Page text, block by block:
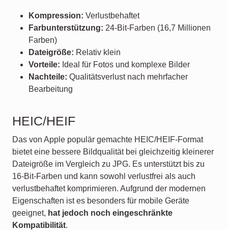
Kompression: Verlustbehaftet
Farbunterstützung: 24-Bit-Farben (16,7 Millionen
Farben)
Dateigröße: Relativ klein
Vorteile: Ideal für Fotos und komplexe Bilder
Nachteile: Qualitätsverlust nach mehrfacher
Bearbeitung
HEIC/HEIF
Das von Apple populär gemachte HEIC/HEIF-Format
bietet eine bessere Bildqualität bei gleichzeitig kleinerer
Dateigröße im Vergleich zu JPG. Es unterstützt bis zu
16-Bit-Farben und kann sowohl verlustfrei als auch
verlustbehaftet komprimieren. Aufgrund der modernen
Eigenschaften ist es besonders für mobile Geräte
geeignet, hat jedoch noch eingeschränkte
Kompatibilität.